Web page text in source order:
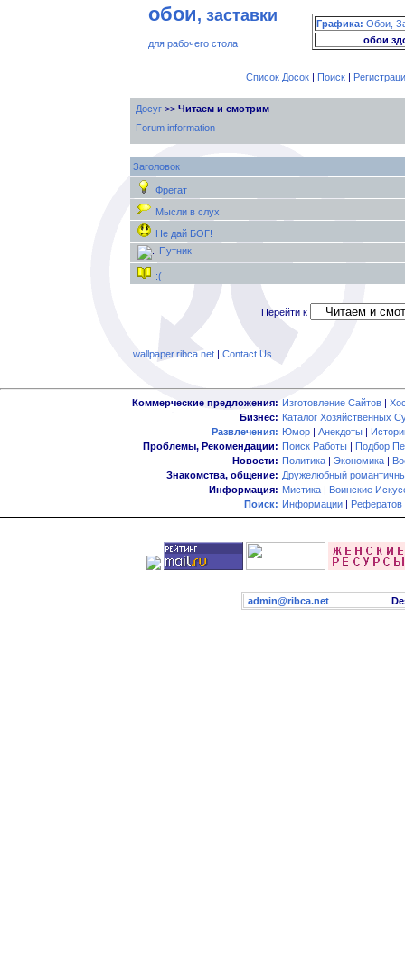
обои, заставки
для рабочего стола
Графика: Обои,
обои
Список Досок| Поиск|
Досуг>> Читаем и смотрим
Forum information
Заголовок
Фрегат
Мысли в слух
Не дай БОГ!
Путник
:(
Перейти к
wallpaper.ribca.net| Contact Us
Коммерческие предложения: Изготовление Сайтов |
Бизнес: Каталог Хозяйственных
Развлечения: Юмор | Анекдоты |
Проблемы, Рекомендации: Поиск Работы | Подбор
Новости: Политика | Экономика |
Знакомства, общение: Дружелюбный
Информация: Мистика | Воинские
Поиск: Информации | Рефератов
admin@ribca.net